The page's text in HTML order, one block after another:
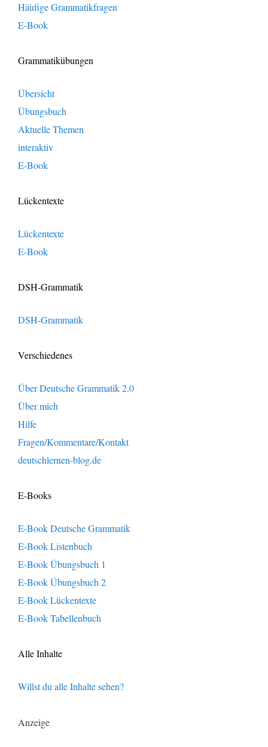
Häufige Grammatikfragen
E-Book
Grammatikübungen
Übersicht
Übungsbuch
Aktuelle Themen
interaktiv
E-Book
Lückentexte
Lückentexte
E-Book
DSH-Grammatik
DSH-Grammatik
Verschiedenes
Über Deutsche Grammatik 2.0
Über mich
Hilfe
Fragen/Kommentare/Kontakt
deutschlernen-blog.de
E-Books
E-Book Deutsche Grammatik
E-Book Listenbuch
E-Book Übungsbuch 1
E-Book Übungsbuch 2
E-Book Lückentexte
E-Book Tabellenbuch
Alle Inhalte
Willst du alle Inhalte sehen?
Anzeige